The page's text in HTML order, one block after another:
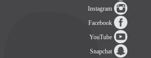
Instagram
Facebook
YouTube
Snapchat